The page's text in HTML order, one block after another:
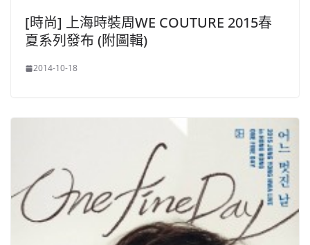
[時尚] 上海時裝周WE COUTURE 2015春
夏系列發布 (附圖輯)
2014-10-18